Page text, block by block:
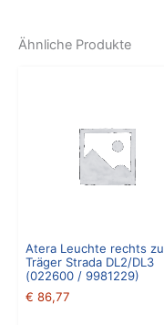
Ähnliche Produkte
Atera Leuchte rechts zu
Träger Strada DL2/DL3
(022600 / 9981229)
€ 86,77